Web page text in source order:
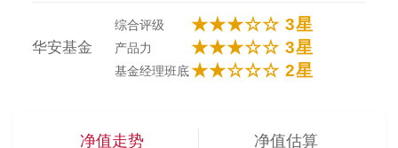
华安基金
综合评级 ★★★☆☆ 3星
产品力 ★★★☆☆ 3星
基金经理班底★★☆☆☆ 2星
净值走势 净值估算